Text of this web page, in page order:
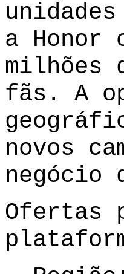
a Honor
milhões
fãs. A
novos
negócio
Ofertas